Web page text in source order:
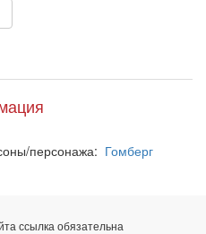
персонажа
Гомберг
ссылка обязательна